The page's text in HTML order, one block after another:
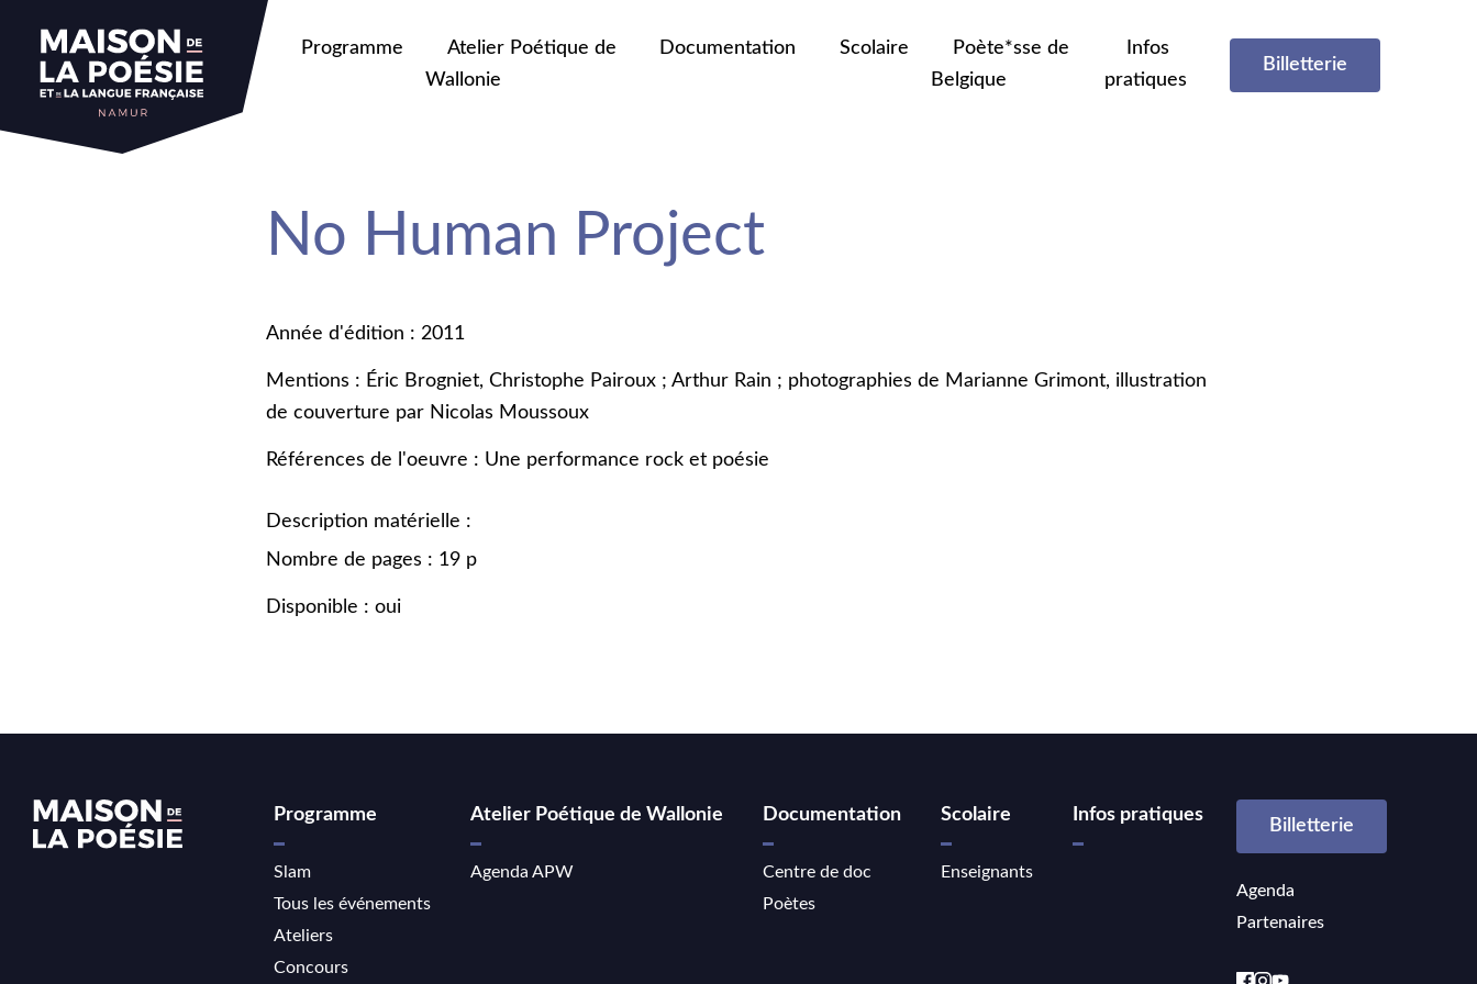
Programme
Atelier Poétique de
Wallonie
Documentation Scolaire
Poète*sse de
Belgique
Infos
pratiques
Billetterie
No Human Project
Année d'édition : 2011
Mentions : Éric Brogniet, Christophe Pairoux ; Arthur Rain ; photographies de Marianne Grimont, illustration
de couverture par Nicolas Moussoux
Références de l'oeuvre : Une performance rock et poésie
Description matérielle :
Nombre de pages : 19 p
Disponible : oui
Programme
Slam
Tous les événements
Ateliers
Concours
Atelier Poétique de Wallonie
Agenda APW
Documentation
Centre de doc
Poètes
Scolaire
Enseignants
Infos pratiques
Billetterie
Agenda
Partenaires